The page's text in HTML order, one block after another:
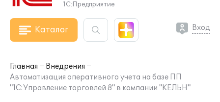
1С:Предприятие
Каталог Вход
Главная
Внедрения
Автоматизация оперативного учета на базе ПП
"1С:Управление торговлей 8" в компании "КЕЛЬН"